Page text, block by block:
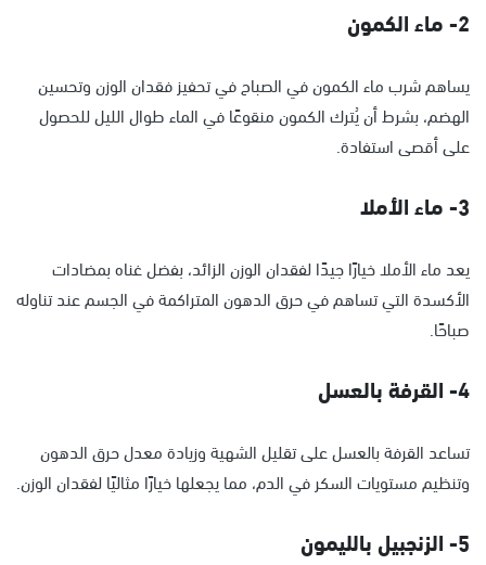
2- ماء الكمون
يساهم شرب ماء الكمون في الصباح في تحفيز فقدان الوزن وتحسين
الهضم، بشرط أن يُترك الكمون منقوعًا في الماء طوال الليل للحصول
على أقصى استفادة.
3- ماء الأملا
يعد ماء الأملا خيارًا جيدًا لفقدان الوزن الزائد، بفضل غناه بمضادات
الأكسدة التي تساهم في حرق الدهون المتراكمة في الجسم عند تناوله
صباحًا.
4- القرفة بالعسل
تساعد القرفة بالعسل على تقليل الشهية وزيادة معدل حرق الدهون
وتنظيم مستويات السكر في الدم، مما يجعلها خيارًا مثاليًا لفقدان الوزن.
5- الزنجبيل بالليمون